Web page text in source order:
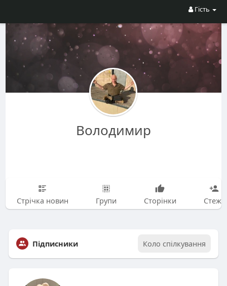
Гість
Володимир
Стрічка новин Групи Сторінки Стежу
Підписники Коло спілкування